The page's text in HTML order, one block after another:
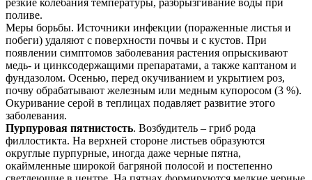
резкие колебания температуры, разбрызгивание воды при
поливе.
Меры борьбы. Источники инфекции (пораженные листья и
побеги) удаляют с поверхности почвы и с кустов. При
появлении симптомов заболевания растения опрыскивают
медь- и цинксодержащими препаратами, а также каптаном и
фундазолом. Осенью, перед окучиванием и укрытием роз,
почву обрабатывают железным или медным купоросом (3 %).
Окуривание серой в теплицах подавляет развитие этого
заболевания.
Пурпуровая пятнистость. Возбудитель – гриб рода
филлостикта. На верхней стороне листьев образуются
округлые пурпурные, иногда даже черные пятна,
окаймленные широкой багряной полосой и постепенно